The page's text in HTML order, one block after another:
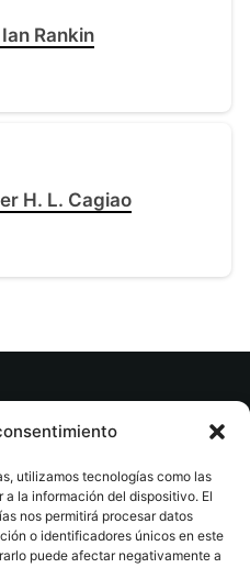
utilizamos tecnologías como las
la información del dispositivo. El
nos permitirá procesar datos
o identificadores únicos en este
puede afectar negativamente a
Rankin
H. L. Cagiao
Todos los derechos